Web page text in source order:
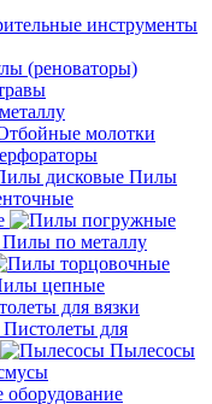
инструменты
(реноваторы)
Пилы
Пилы по металлу
цепные
для вязки
Пистолеты для
Пылесосы
оборудование